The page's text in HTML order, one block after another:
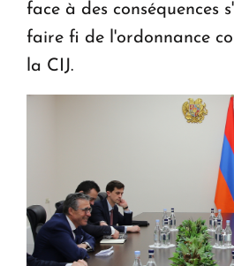
face à des conséquences
faire fi de l'ordonnance
la CIJ.